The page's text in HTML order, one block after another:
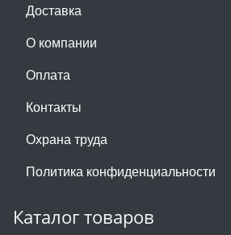
Доставка
О компании
Оплата
Контакты
Охрана труда
Политика конфиденциальности
Каталог товаров